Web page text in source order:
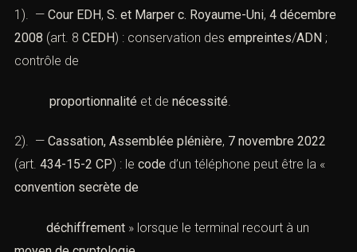
1). — Cour EDH, S. et Marper c. Royaume-Uni, 4 décembre
2008 (art. 8 CEDH) : conservation des empreintes/ADN ;
contrôle de
proportionnalité et de nécessité
2). — Cassation, Assemblée plénière, 7 novembre 2022
(art. 434-15-2 CP) : le code d’un téléphone peut être la «
convention secrète de
déchiffrement » lorsque le terminal recourt à un